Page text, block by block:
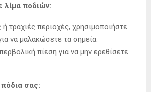
λίμα ποδιών:
τραχιές περιοχές, χρησιμοποιήστε
να μαλακώσετε τα σημεία.
πίεση για να μην ερεθίσετε
σας: